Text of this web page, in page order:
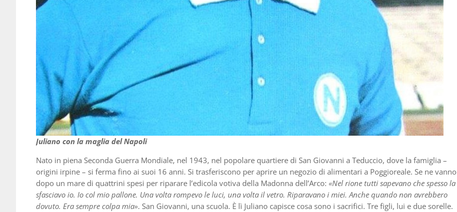
Juliano con la maglia del Napoli
Nato in piena Seconda Guerra Mondiale, nel 1943, nel popolare quartiere di San Giovanni a Teduccio, dove la famiglia –
origini irpine – si ferma fino ai suoi 16 anni. Si trasferiscono per aprire un negozio di alimentari a Poggioreale. Se ne vanno
dopo un mare di quattrini spesi per riparare l’edicola votiva della Madonna dell’Arco: «Nel rione tutti sapevano che spesso la
sfasciavo io. Io col mio pallone. Una volta rompevo le luci, una volta il vetro. Riparavano i miei. Anche quando non avrebbero
dovuto. Era sempre colpa mia». San Giovanni, una scuola. È lì Juliano capisce cosa sono i sacrifici. Tre figli, lui e due sorelle.